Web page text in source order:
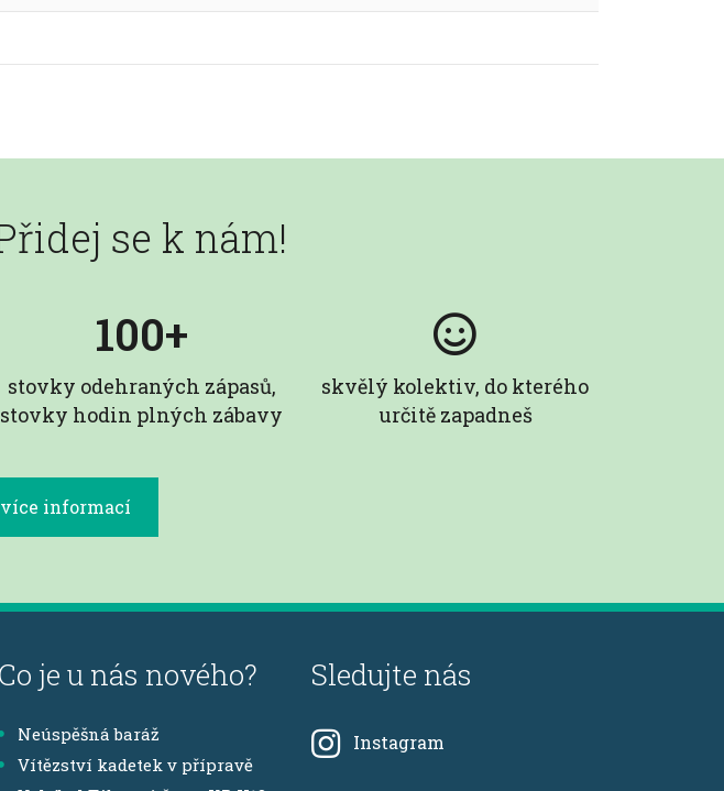
se k nám!
100+
stovky odehraných zápasů,
stovky hodin plných zábavy
skvělý kolektiv, do kterého
určitě zapadneš
informací
Co je u nás nového?
Neúspěšná baráž
Vítězství kadetek v přípravě
Sledujte nás
Instagram